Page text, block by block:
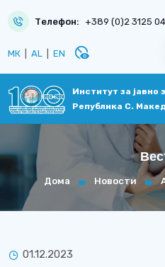
Телефон: +389 (0)2 3125
МК AL EN disabled_visible
Институт за јавно
Република С.
Дома Новости
01.12.2023